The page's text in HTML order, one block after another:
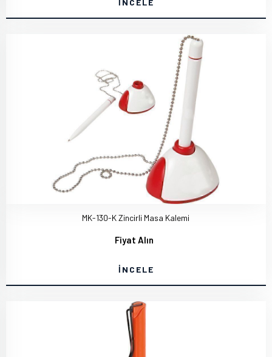
İNCELE
MK-130-K Zincirli Masa Kalemi
Fiyat Alın
İNCELE